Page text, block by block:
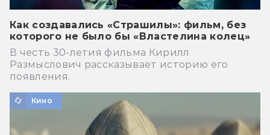
Как создавались «Страшилы»: фильм, без
которого не было бы «Властелина колец»
В честь 30-летия фильма Кирилл
Размыслович рассказывает историю его
появления.
Кино